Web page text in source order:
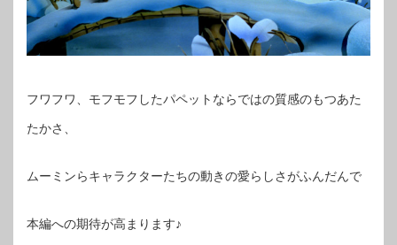
フワフワ、モフモフしたパペットならではの質感のもつあた
たかさ、
ムーミンらキャラクターたちの動きの愛らしさがふんだんで
本編への期待が高まります♪